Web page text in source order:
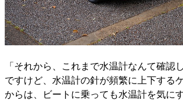
「それから、これまで水温計なんて確認
ですけど、水温計の針が頻繁に上下する
からは、ビートに乗っても水温計を気に